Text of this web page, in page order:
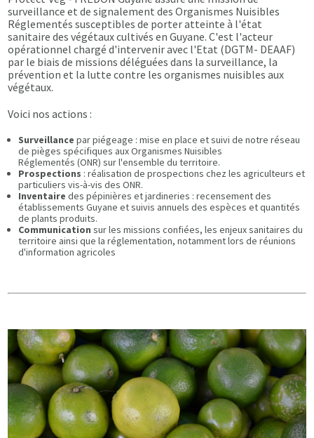
surveillance et de signalement des Organismes Nuisibles
Réglementés susceptibles de porter atteinte à l'état
sanitaire des végétaux cultivés en Guyane. C'est l'acteur
opérationnel chargé d'intervenir avec l'Etat (DGTM- DEAAF)
par le biais de missions déléguées dans la surveillance, la
prévention et la lutte contre les organismes nuisibles aux
végétaux.
Voici nos actions :
Surveillance par piégeage : mise en place et suivi de notre réseau
de pièges spécifiques aux Organismes Nuisibles
Réglementés (ONR) sur l'ensemble du territoire.
Prospections : réalisation de prospections chez les agriculteurs et
particuliers vis-à-vis des ONR.
Inventaire des pépinières et jardineries : recensement des
établissements Guyane et suivis annuels des espèces et quantités
de plants produits.
Communication sur les missions confiées, les enjeux sanitaires du
territoire ainsi que la réglementation, notamment lors de réunions
d'information agricoles